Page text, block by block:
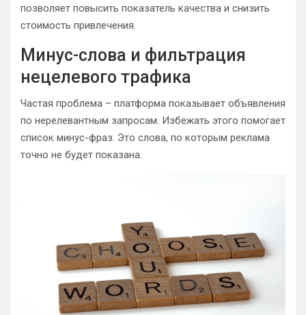
позволяет повысить показатель качества и снизить
стоимость привлечения.
Минус-слова и фильтрация
нецелевого трафика
Частая проблема – платформа показывает объявления
по нерелевантным запросам. Избежать этого помогает
список минус-фраз. Это слова, по которым реклама
точно не будет показана.